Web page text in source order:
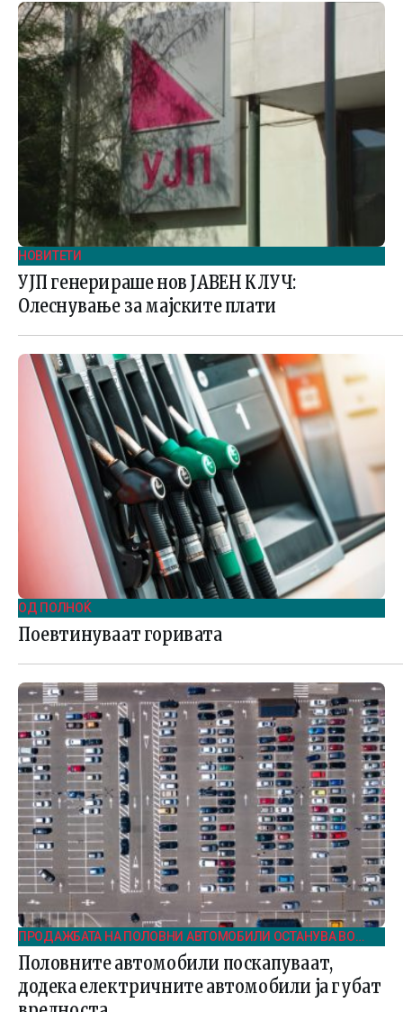
НОВИТЕТИ
УЈП генерираше нов ЈАВЕН КЛУЧ:
Олеснување за мајските плати
ОД ПОЛНОЌ
Поевтинуваат горивата
ПРОДАЖБАТА НА ПОЛОВНИ АВТОМОБИЛИ ОСТАНУВА ВО
БЛАГ ПОРАСТ И ВО ПРВИОТ КВАРТАЛ НА 2025
Половните автомобили поскапуваат,
додека електричните автомобили ја губат